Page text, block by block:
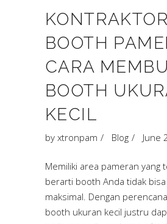
KONTRAKTOR
BOOTH
CARA
BOOTH
KECIL
by xtronpam Blog June
Memiliki area pameran yang
berarti booth Anda tidak
maksimal. Dengan
booth ukuran kecil justru